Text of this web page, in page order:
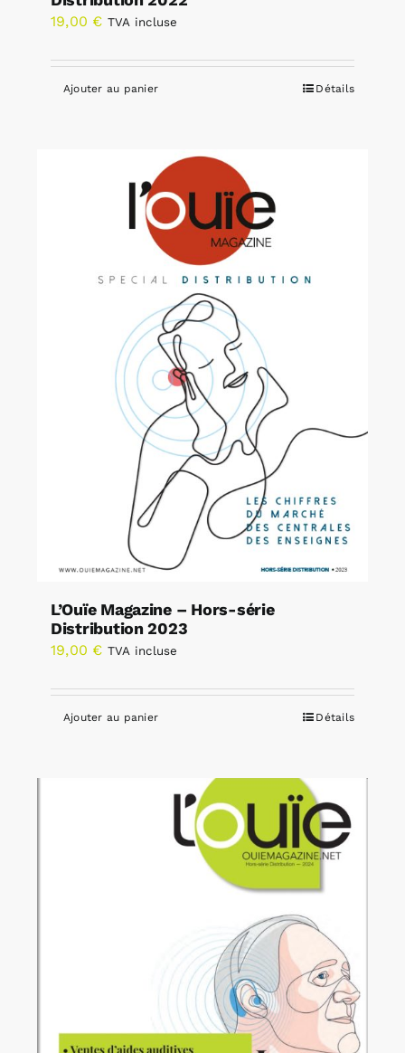
19,00 € TVA incluse
Ajouter au panier Détails
L’Ouïe Magazine – Hors-série
Distribution 2023
19,00 € TVA incluse
Ajouter au panier Détails